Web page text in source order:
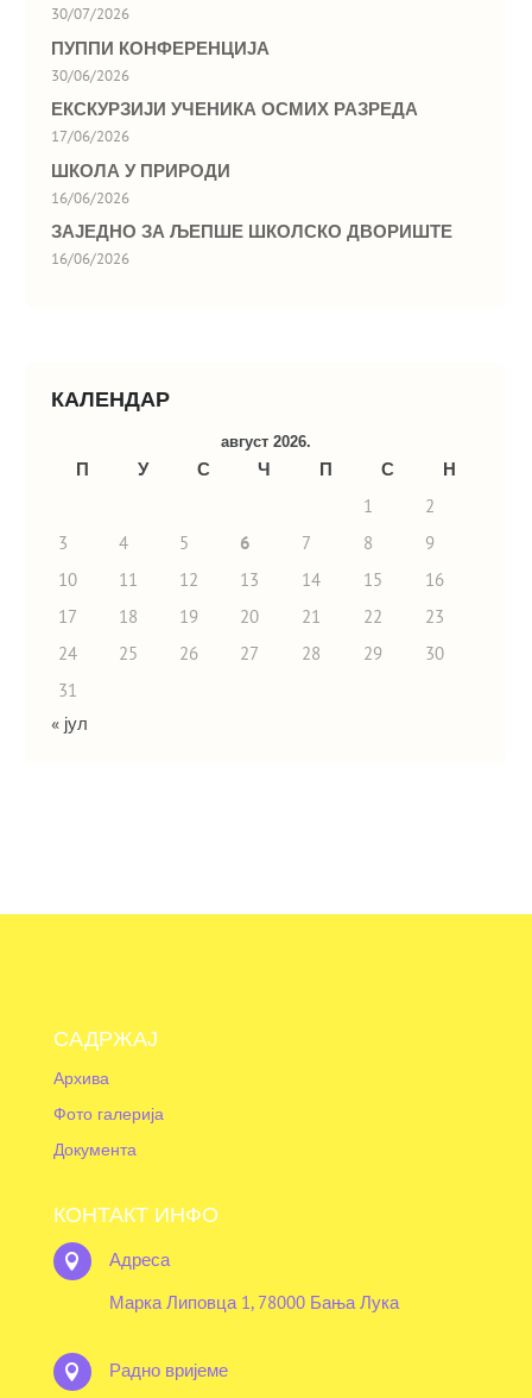
30/07/2026
ПУППИ КОНФЕРЕНЦИЈА
30/06/2026
ЕКСКУРЗИЈИ УЧЕНИКА ОСМИХ РАЗРЕДА
17/06/2026
ШКОЛА У ПРИРОДИ
16/06/2026
ЗАЈЕДНО ЗА ЉЕПШЕ ШКОЛСКО ДВОРИШТЕ
16/06/2026
КАЛЕНДАР
август 2026.
П У С Ч П С
Н
1
2
3
4 5 6 7 8
9
10
11 12 13 14 15
16
17
18 19 20 21 22
23
24
25 26 27 28 29
30
31
« јул
САДРЖАЈ
Архива
Фото галерија
Документа
КОНТАКТ ИНФО
 Адреса
Марка Липовца 1, 78000 Бања Лука
 Радно вријеме